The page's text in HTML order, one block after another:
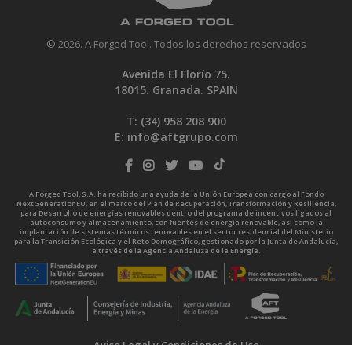
© 2026. A Forged Tool. Todos los derechos reservados
Avenida El Florío 75.
18015. Granada. SPAIN
T: (34) 958 208 900
E: info@aftgrupo.com
A Forged Tool, S.A. ha recibido una ayuda de la Unión Europea con cargo al Fondo
NextGenerationEU, en el marco del Plan de Recuperación, Transformación y Resiliencia,
para Desarrollo de energías renovables dentro del programa de incentivos ligados al
autoconsumo y almacenamiento, con fuentes de energía renovable, así como la
implantación de sistemas térmicos renovables en el sector residencial del Ministerio
para la Transición Ecológica y el Reto Demográfico, gestionado por la Junta de Andalucía,
a través de la Agencia Andaluza de la Energía.